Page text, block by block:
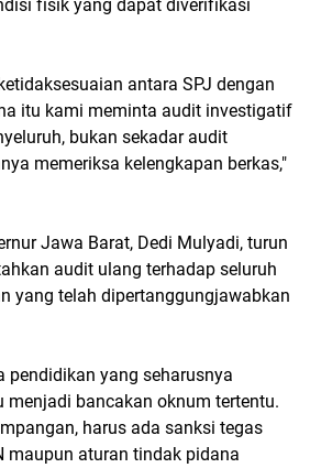
fisik yang dapat diverifikasi
antara SPJ dengan
itu kami meminta audit investigatif
bukan sekadar audit
memeriksa kelengkapan berkas,"
Jawa Barat, Dedi Mulyadi, turun
audit ulang terhadap seluruh
yang telah dipertanggungjawabkan
pendidikan yang seharusnya
bancakan oknum tertentu.
harus ada sanksi tegas
maupun aturan tindak pidana